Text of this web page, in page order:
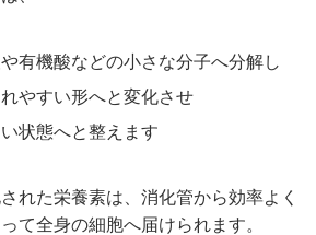
有機酸などの小さな分子へ分解し
やすい形へと変化させ
状態へと整えます
れた栄養素は、消化管から効率よく
て全身の細胞へ届けられます。